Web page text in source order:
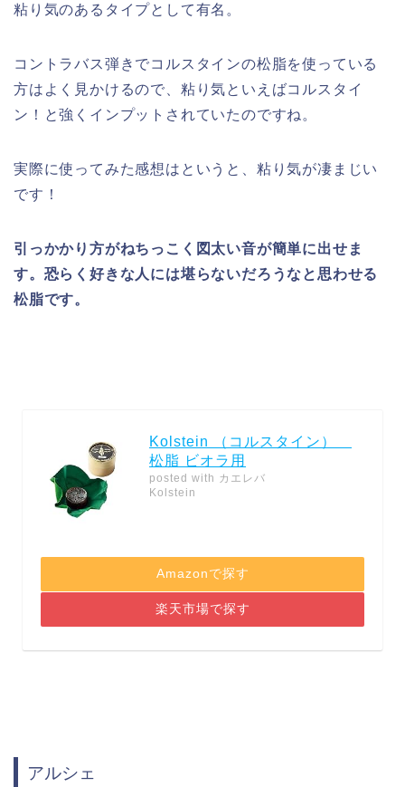
粘り気のあるタイプとして有名。
コントラバス弾きでコルスタインの松脂を使っている
方はよく見かけるので、粘り気といえばコルスタイ
ン！と強くインプットされていたのですね。
実際に使ってみた感想はというと、粘り気が凄まじい
です！
引っかかり方がねちっこく図太い音が簡単に出せま
す。恐らく好きな人には堪らないだろうなと思わせる
松脂です。
Kolstein （コルスタイン）
松脂 ビオラ用
posted with カエレバ
Kolstein
Amazonで探す
楽天市場で探す
アルシェ